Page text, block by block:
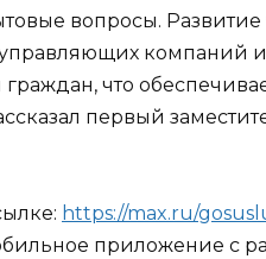
вопросы.
управляющих
что
первый
https://max.ru/
приложение с